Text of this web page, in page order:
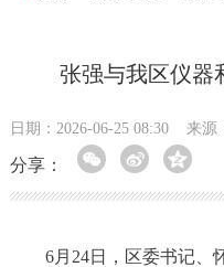
张强与我区仪器
日期：2026-06-25 08:30 来源
分享：
6月24日，区委书记、